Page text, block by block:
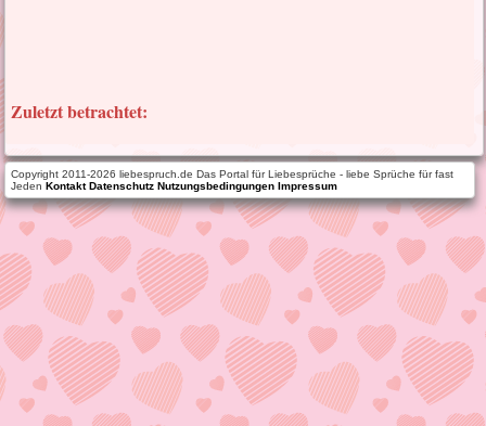
Zuletzt betrachtet:
Copyright 2011-2026 liebespruch.de Das Portal für Liebesprüche - liebe Sprüche für fast
JedenKontakt Datenschutz Nutzungsbedingungen Impressum